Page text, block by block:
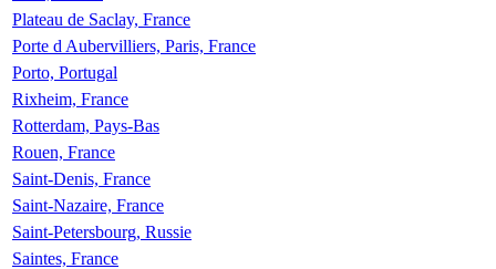
Plateau de Saclay, France
Porte d Aubervilliers, Paris, France
Porto, Portugal
Rixheim, France
Rotterdam, Pays-Bas
Rouen, France
Saint-Denis, France
Saint-Nazaire, France
Saint-Petersbourg, Russie
Saintes, France